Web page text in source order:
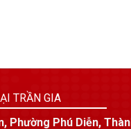
TRẦN GIA
Phường Phú Diễn,